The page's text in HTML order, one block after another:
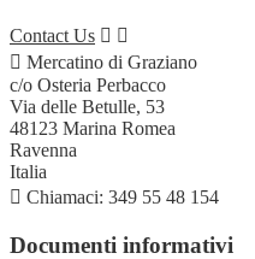
Contact Us  
 Mercatino di Graziano
c/o Osteria Perbacco
Via delle Betulle, 53
48123 Marina Romea
Ravenna
Italia
 Chiamaci: 349 55 48 154
Documenti informativi